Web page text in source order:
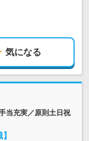
気になる
当充実／原則土日祝